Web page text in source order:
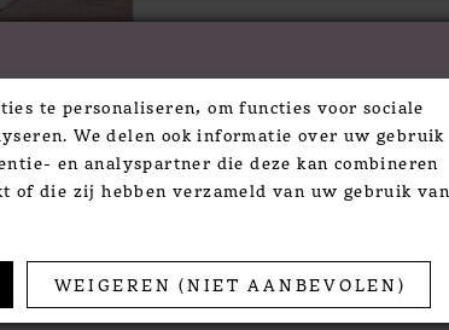
te personaliseren, om functies voor sociale
We delen ook informatie over uw gebruik
en analyspartner die deze kan combineren
die zij hebben verzameld van uw gebruik van
WEIGEREN (NIET AANBEVOLEN)